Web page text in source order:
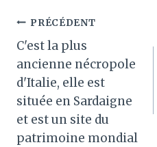
Navigation
de
l’article
PRÉCÉDENT
C'est la plus
ancienne nécropole
d'Italie, elle est
située en Sardaigne
et est un site du
patrimoine mondial